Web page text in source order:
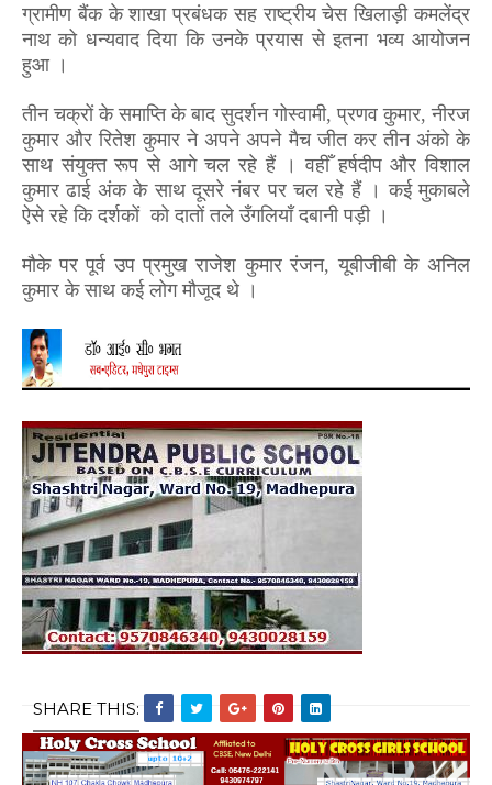
ग्रामीण बैंक के शाखा प्रबंधक सह राष्ट्रीय चेस खिलाड़ी कमलेंद्र
नाथ को धन्यवाद दिया कि उनके प्रयास से इतना भव्य आयोजन
हुआ ।
तीन चक्रों के समाप्ति के बाद सुदर्शन गोस्वामी,प्रणव कुमार,नीरज
कुमार और रितेश कुमार ने अपने अपने मैच जीत कर तीन अंको के
साथ संयुक्त रूप से आगे चल रहे हैं । वहीँ हर्षदीप और विशाल
कुमार ढाई अंक के साथ दूसरे नंबर पर चल रहे हैं । कई मुकाबले
ऐसे रहे कि दर्शकों को दातों तलेउँगलियाँदबानी पड़ी ।
मौके पर पूर्व उप प्रमुख राजेश कुमार रंजन,यूबीजीबी के अनिल
कुमार के साथ कई लोग मौजूद थे ।
SHARE THIS: